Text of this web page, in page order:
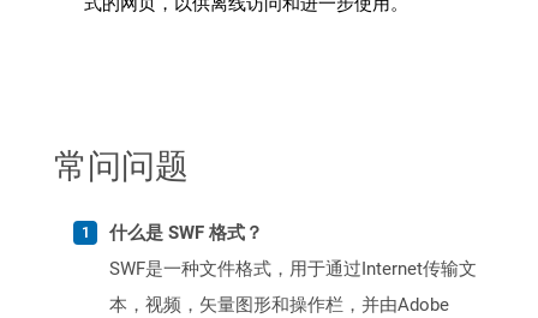
常问问题
什么是 SWF 格式？
SWF是一种文件格式，用于通过Internet传输文
本，视频，矢量图形和操作栏，并由Adobe